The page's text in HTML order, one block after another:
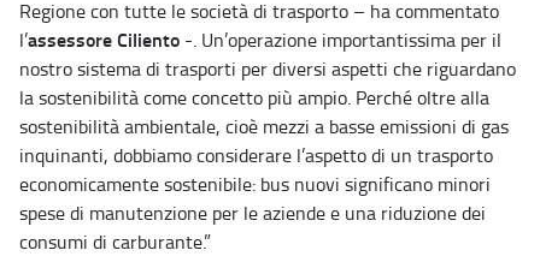
Regione con tutte le società di trasporto – ha commentato
l’assessore Ciliento -. Un’operazione importantissima per il
nostro sistema di trasporti per diversi aspetti che riguardano
la sostenibilità come concetto più ampio. Perché oltre alla
sostenibilità ambientale, cioè mezzi a basse emissioni di gas
inquinanti, dobbiamo considerare l’aspetto di un trasporto
economicamente sostenibile: bus nuovi significano minori
spese di manutenzione per le aziende e una riduzione dei
consumi di carburante.”